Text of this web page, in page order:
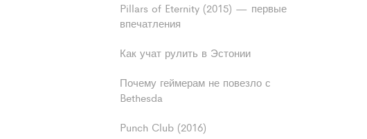
Pillars of Eternity (2015) — первые
впечатления
Как учат рулить в Эстонии
Почему геймерам не повезло с
Bethesda
Punch Club (2016)